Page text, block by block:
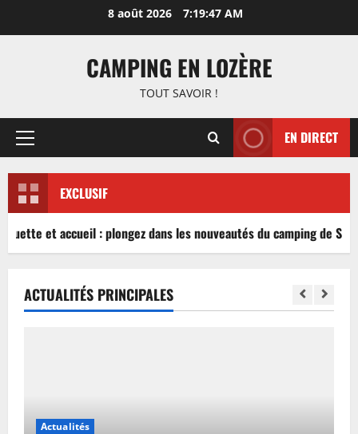
8 août 2026 7:19:48 AM
CAMPING EN LOZÈRE
TOUT SAVOIR !
Menu
EN DIRECT
EXCLUSIF
et accueil : plongez dans les nouveautés du camping de
ACTUALITÉS PRINCIPALES
Actualités